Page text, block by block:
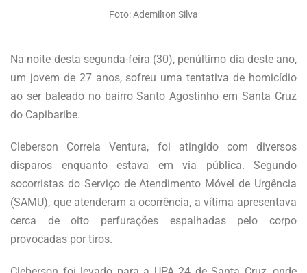
Foto: Ademilton Silva
Na noite desta segunda-feira (30), penúltimo dia deste ano,
um jovem de 27 anos, sofreu uma tentativa de homicídio
ao ser baleado no bairro Santo Agostinho em Santa Cruz
do Capibaribe.
Cleberson Correia Ventura, foi atingido com diversos
disparos enquanto estava em via pública. Segundo
socorristas do Serviço de Atendimento Móvel de Urgência
(SAMU), que atenderam a ocorrência, a vítima apresentava
cerca de oito perfurações espalhadas pelo corpo
provocadas por tiros.